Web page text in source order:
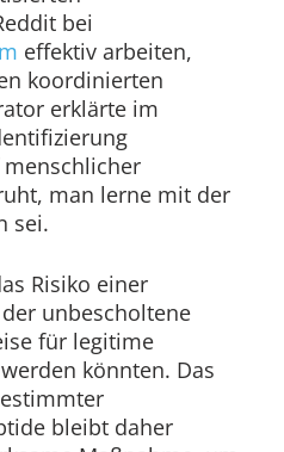
bei
effektiv arbeiten,
koordinierten
erklärte im
man lerne mit der
sei.
Risiko einer
unbescholtene
für legitime
könnten. Das
bleibt daher